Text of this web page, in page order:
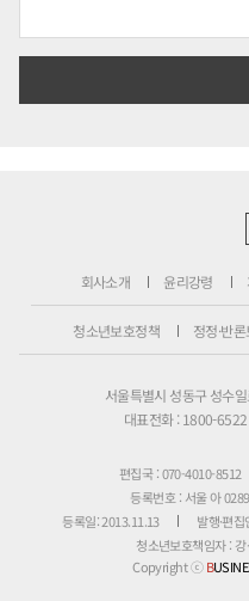
회사소개 윤리강령
청소년보호정책 정정·반
서울특별시 성동구 성수
대표전화 : 1800-6522
편집국 : 070-4010-8512
등록번호 : 서울 아
등록일: 2013.11.13
발행·편
청소년보호책임자 :
Copyright ⓒB